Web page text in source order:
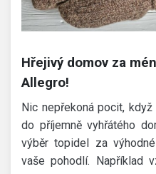
Hřejivý domov za
Allegro!
Nic nepřekoná pocit,
do příjemně vyhřátého
výběr topidel za
vaše pohodlí. Například